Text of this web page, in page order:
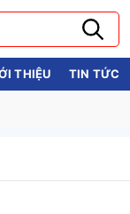
THIỆU TIN TỨC